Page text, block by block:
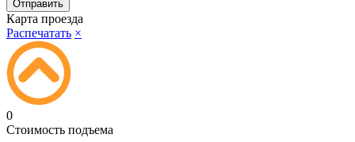
Карта проезда
Распечатать ×
0
Стоимость подъема